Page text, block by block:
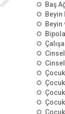
Görünmeyen Tehlike
Kimyasal İçerikler |
Dr. Öğr. Üyesi Salih
25 Temmuz 2026 0 izleme
Baş
Beyin
Beyin